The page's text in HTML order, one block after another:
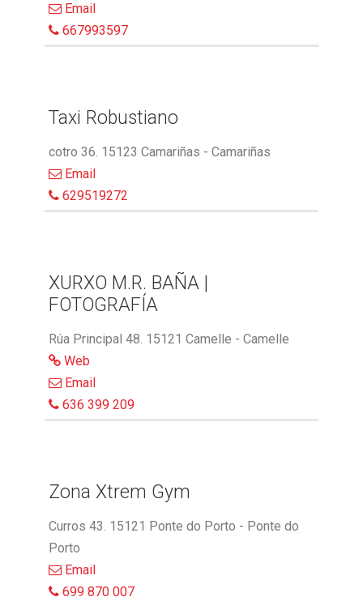
Email
667993597
Taxi Robustiano
cotro 36. 15123 Camariñas - Camariñas
Email
629519272
XURXO M.R. BAÑA |
FOTOGRAFÍA
Rúa Principal 48. 15121 Camelle - Camelle
Web
Email
636 399 209
Zona Xtrem Gym
Curros 43. 15121 Ponte do Porto - Ponte do
Porto
Email
699 870 007